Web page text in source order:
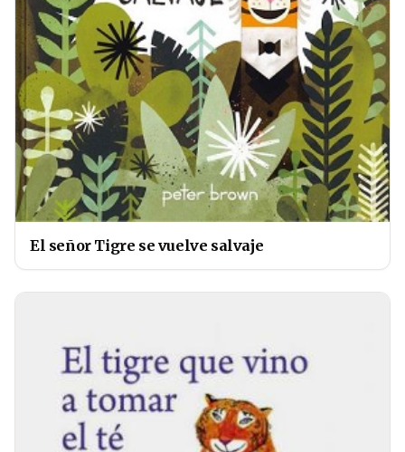
El señor Tigre se vuelve salvaje